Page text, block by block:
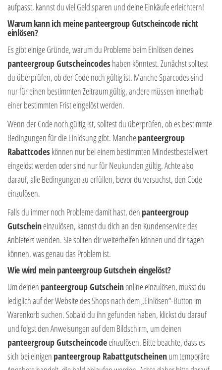
aufpasst, kannst du viel Geld sparen und deine Einkäufe erleichtern!
Warum kann ich meine panteergroup Gutscheincode nicht
einlösen?
Es gibt einige Gründe, warum du Probleme beim Einlösen deines
panteergroup Gutscheincodeshaben könntest. Zunächst solltest
du überprüfen, ob der Code noch gültig ist. Manche Sparcodes sind
nur für einen bestimmten Zeitraum gültig, andere müssen innerhalb
einer bestimmten Frist eingelöst werden.
Wenn der Code noch gültig ist, solltest du überprüfen, ob es bestimmte
Bedingungen für die Einlösung gibt. Manchepanteergroup
Rabattcodeskönnen nur bei einem bestimmten Mindestbestellwert
eingelöst werden oder sind nur für Neukunden gültig. Achte also
darauf, alle Bedingungen zu erfüllen, bevor du versuchst, den Code
einzulösen.
Falls du immer noch Probleme damit hast, den panteergroup
Gutscheineinzulösen, kannst du dich an den Kundenservice des
Anbieters wenden. Sie sollten dir weiterhelfen können und dir sagen
können, was genau das Problem ist.
Wie wird mein panteergroup Gutschein eingelöst?
Um deinen panteergroup Gutscheinonline einzulösen, musst du
lediglich auf der Website des Shops nach dem „Einlösen“-Button im
Warenkorb suchen. Sobald du ihn gefunden haben, klickst du darauf
und folgst den Anweisungen auf dem Bildschirm, um deinen
panteergroup Gutscheincodeeinzulösen. Bitte beachte, dass es
sich bei einigen panteergroup Rabattgutscheinenum temporäre